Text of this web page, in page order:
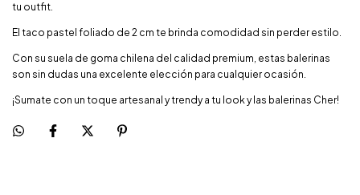
tu outfit.
El taco pastel foliado de 2 cm te brinda comodidad sin perder estilo.
Con su suela de goma chilena del calidad premium, estas balerinas
son sin dudas una excelente elección para cualquier ocasión.
¡Sumate con un toque artesanal y trendy a tu look y las balerinas Cher!